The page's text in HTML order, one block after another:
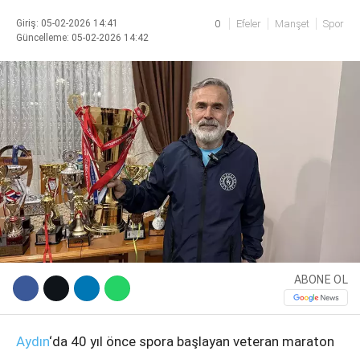
Aydın Sinema salonları
Künye
Nöbetçi Eczaneler
Süper Lig Puan Durumu
İletişim
Künye
Nöbetçi Eczaneler
Süper Lig Puan Durumu
Giriş: 05-02-2026 14:41
Güncelleme: 05-02-2026 14:42
0 Efeler Manşet Spor
ABONE OL
Aydın‘da 40 yıl önce spora başlayan veteran maraton